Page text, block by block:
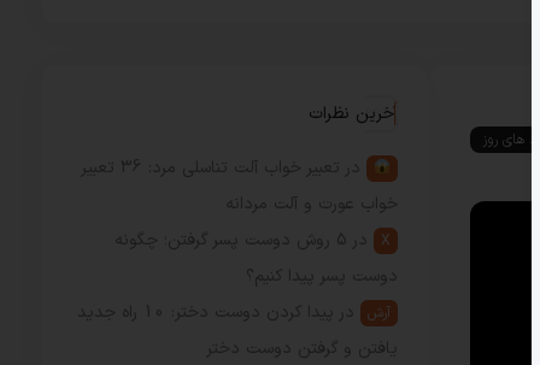
ترند های روز
آخرین نظرات
در
تعبیر خواب آلت تناسلی مرد: 36 تعبیر
خواب عورت و آلت مردانه
X در
5 روش دوست پسر گرفتن؛ چگونه
دوست پسر پیدا کنیم؟
آرش در
پیدا کردن دوست دختر: 10 راه جدید
یافتن و گرفتن دوست دختر